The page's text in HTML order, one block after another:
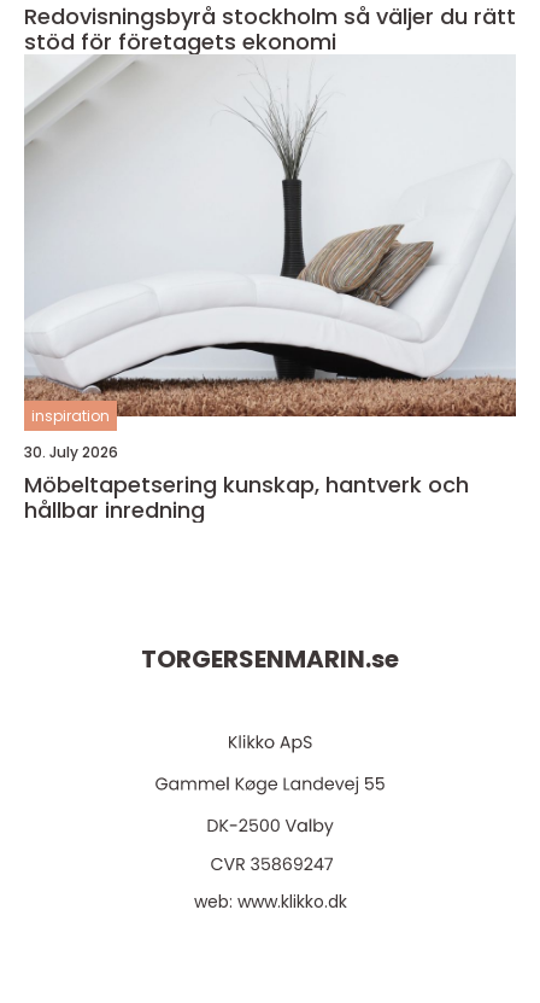
Redovisningsbyrå stockholm så väljer du rätt
stöd för företagets ekonomi
inspiration
30. July 2026
Möbeltapetsering kunskap, hantverk och
hållbar inredning
TORGERSENMARIN.se
web: www.klikko.dk